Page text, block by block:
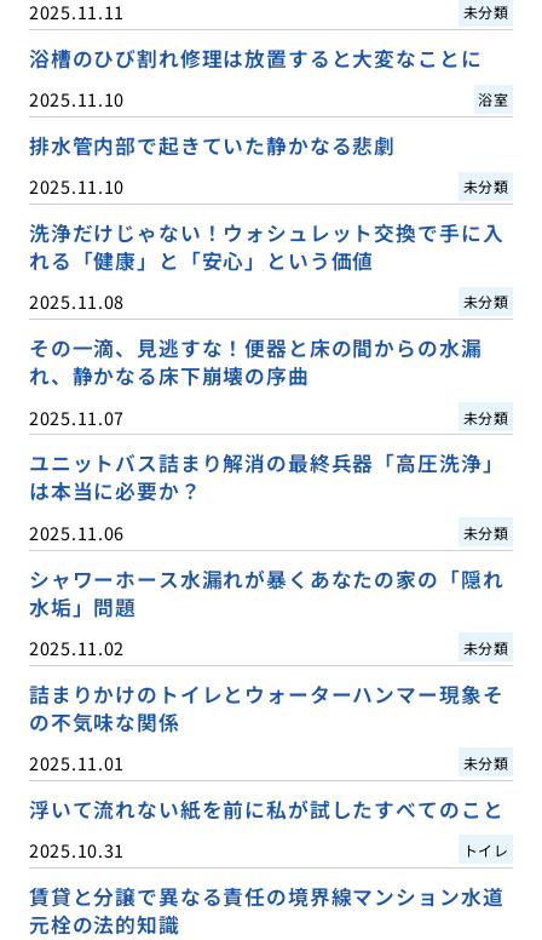
2025.11.11 未分類
浴槽のひび割れ修理は放置すると大変なことに
2025.11.10 浴室
排水管内部で起きていた静かなる悲劇
2025.11.10 未分類
洗浄だけじゃない！ウォシュレット交換で手に入
れる「健康」と「安心」という価値
2025.11.08 未分類
その一滴、見逃すな！便器と床の間からの水漏
れ、静かなる床下崩壊の序曲
2025.11.07 未分類
ユニットバス詰まり解消の最終兵器「高圧洗浄」
は本当に必要か？
2025.11.06 未分類
シャワーホース水漏れが暴くあなたの家の「隠れ
水垢」問題
2025.11.02 未分類
詰まりかけのトイレとウォーターハンマー現象そ
の不気味な関係
2025.11.01 未分類
浮いて流れない紙を前に私が試したすべてのこと
2025.10.31 トイレ
賃貸と分譲で異なる責任の境界線マンション水道
元栓の法的知識